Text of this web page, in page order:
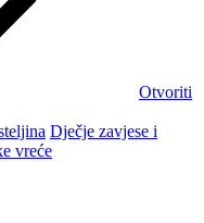
Otvoriti
Dječje zavjese i
vreće